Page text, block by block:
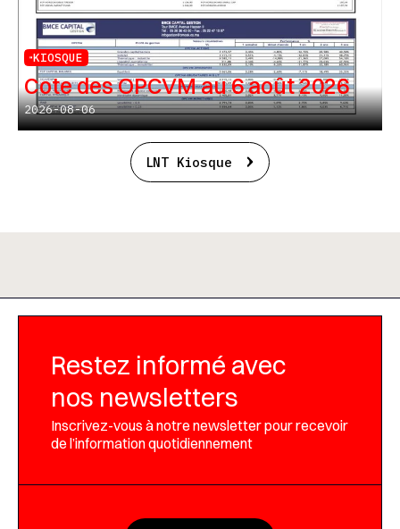
KIOSQUE
Cote des OPCVM au 6 août 2026
2026-08-06
LNT Kiosque
Restez informé avec
nos newsletters
Inscrivez-vous à notre newsletter pour recevoir
de l’information quotidiennement